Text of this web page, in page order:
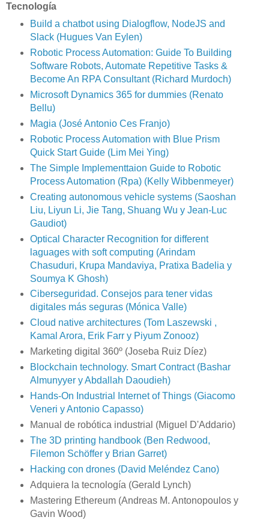
Tecnología
Build a chatbot using Dialogflow, NodeJS and
Slack (Hugues Van Eylen)
Robotic Process Automation: Guide To Building
Software Robots, Automate Repetitive Tasks &
Become An RPA Consultant (Richard Murdoch)
Microsoft Dynamics 365 for dummies (Renato
Bellu)
Magia (José Antonio Ces Franjo)
Robotic Process Automation with Blue Prism
Quick Start Guide (Lim Mei Ying)
The Simple Implementtaion Guide to Robotic
Process Automation (Rpa) (Kelly Wibbenmeyer)
Creating autonomous vehicle systems (Saoshan
Liu, Liyun Li, Jie Tang, Shuang Wu y Jean-Luc
Gaudiot)
Optical Character Recognition for different
laguages with soft computing (Arindam
Chasuduri, Krupa Mandaviya, Pratixa Badelia y
Soumya K Ghosh)
Ciberseguridad. Consejos para tener vidas
digitales más seguras (Mónica Valle)
Cloud native architectures (Tom Laszewski ,
Kamal Arora, Erik Farr y Piyum Zonooz)
Marketing digital 360º (Joseba Ruiz Díez)
Blockchain technology. Smart Contract (Bashar
Almunyyer y Abdallah Daoudieh)
Hands-On Industrial Internet of Things (Giacomo
Veneri y Antonio Capasso)
Manual de robótica industrial (Miguel D'Addario)
The 3D printing handbook (Ben Redwood,
Filemon Schöffer y Brian Garret)
Hacking con drones (David Meléndez Cano)
Adquiera la tecnología (Gerald Lynch)
Mastering Ethereum (Andreas M. Antonopoulos y
Gavin Wood)